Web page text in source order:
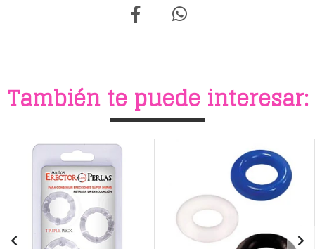
También te puede interesar: